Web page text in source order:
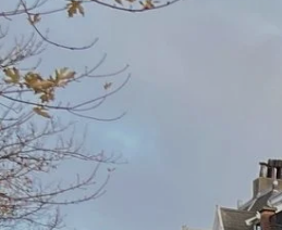
en
Aan
voor
nog
van